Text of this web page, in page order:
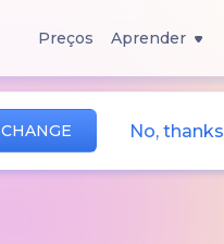
Preços Aprender
CHANGE No, thanks